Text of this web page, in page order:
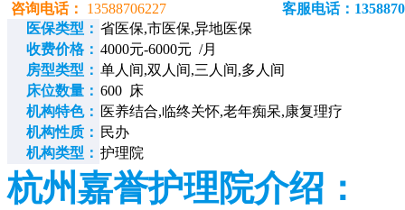
咨询电话： 13588706227
客服电话：
医保类型： 省医保,市医保,异地医保
收费价格： 4000元-6000元 /月
房型类型： 单人间,双人间,三人间,多人间
床位数量： 600 床
机构特色： 医养结合,临终关怀,老年痴呆,康复理疗
机构性质： 民办
机构类型： 护理院
杭州嘉誉护理院介绍：